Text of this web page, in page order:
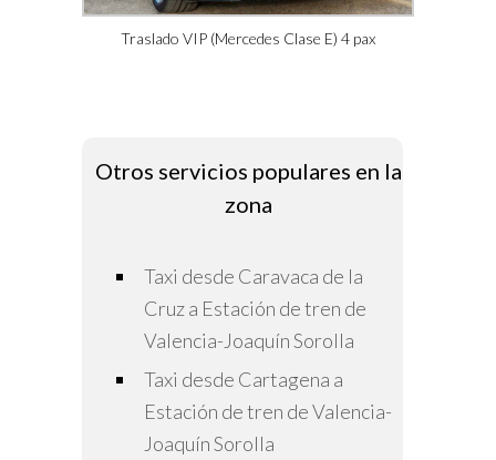
Traslado VIP (Mercedes Clase E) 4 pax
Otros servicios populares en la
zona
Taxi desde Caravaca de la
Cruz a Estación de tren de
Valencia-Joaquín Sorolla
Taxi desde Cartagena a
Estación de tren de Valencia-
Joaquín Sorolla